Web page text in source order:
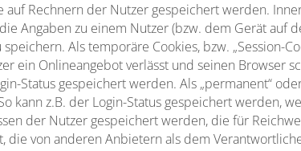
auf Rechnern der Nutzer gespeichert werden.
Angaben zu einem Nutzer (bzw. dem Gerät auf
Als temporäre Cookies, bzw. „Session-
ein Onlineangebot verlässt und seinen Browser
Status gespeichert werden. Als „permanent“
kann z.B. der Login-Status gespeichert werden,
der Nutzer gespeichert werden, die für
die von anderen Anbietern als dem